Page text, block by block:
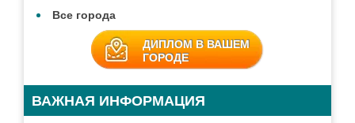
Все города
ДИПЛОМ В ВАШЕМ
ГОРОДЕ
ВАЖНАЯ ИНФОРМАЦИЯ